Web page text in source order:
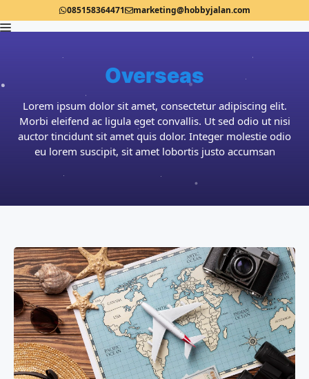
ke
085158364471 marketing@hobbyjalan.com
Overseas
Lorem ipsum dolor sit amet, consectetur adipiscing elit.
Morbi eleifend ac ligula eget convallis. Ut sed odio ut nisi
auctor tincidunt sit amet quis dolor. Integer molestie odio
eu lorem suscipit, sit amet lobortis justo accumsan